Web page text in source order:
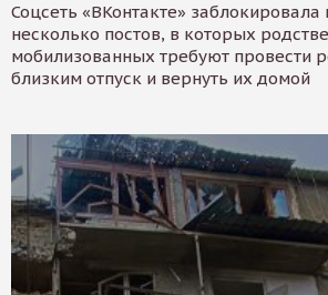
Соцсеть «ВКонтакте»
несколько постов, в которых
мобилизованных требуют провести
близким отпуск и вернуть их домой